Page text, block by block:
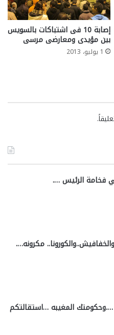
إصابة 10 فى اشتباكات بالسويس
بين مؤيدى ومعارضى مرسى
1 يوليو، 2013
فخامة الرئيس ….
مكرونه….
المغيبه …استقالتكم